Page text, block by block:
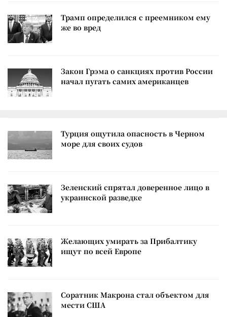
Трамп определился с преемником ему
же во вред
Закон Грэма о санкциях против России
начал пугать самих американцев
Турция ощутила опасность в Черном
море для своих судов
Зеленский спрятал доверенное лицо в
украинской разведке
Желающих умирать за Прибалтику
ищут по всей Европе
Соратник Макрона стал объектом для
мести США